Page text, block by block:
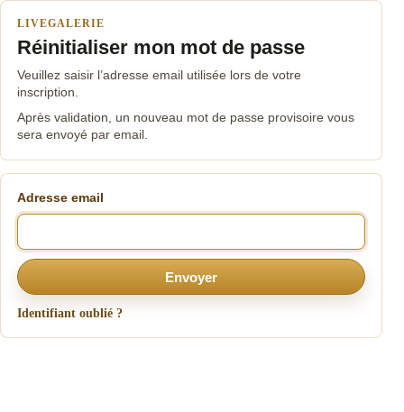
LIVEGALERIE
Réinitialiser mon mot de passe
Veuillez saisir l’adresse email utilisée lors de votre
inscription.
Après validation, un nouveau mot de passe provisoire vous
sera envoyé par email.
Adresse email
Envoyer
Identifiant oublié ?